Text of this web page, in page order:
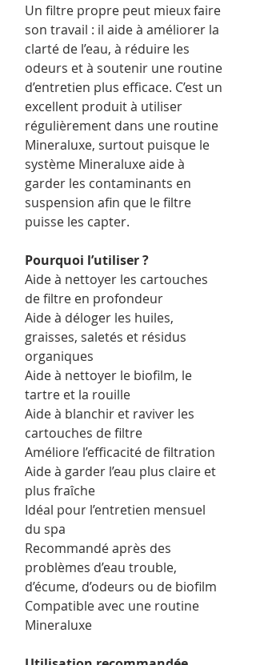
Un filtre propre peut mieux faire
son travail : il aide à améliorer la
clarté de l’eau, à réduire les
odeurs et à soutenir une routine
d’entretien plus efficace. C’est un
excellent produit à utiliser
régulièrement dans une routine
Mineraluxe, surtout puisque le
système Mineraluxe aide à
garder les contaminants en
suspension afin que le filtre
puisse les capter.
Pourquoi l’utiliser ?
Aide à nettoyer les cartouches
de filtre en profondeur
Aide à déloger les huiles,
graisses, saletés et résidus
organiques
Aide à nettoyer le biofilm, le
tartre et la rouille
Aide à blanchir et raviver les
cartouches de filtre
Améliore l’efficacité de filtration
Aide à garder l’eau plus claire et
plus fraîche
Idéal pour l’entretien mensuel
du spa
Recommandé après des
problèmes d’eau trouble,
d’écume, d’odeurs ou de biofilm
Compatible avec une routine
Mineraluxe